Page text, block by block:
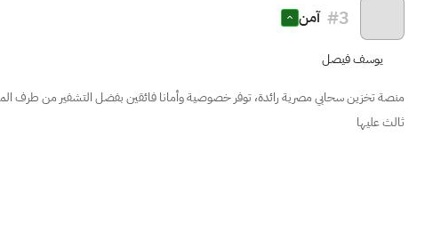
#3 آمن
يوسف فيصل
منصة تخزين سحابي مصرية رائدة، توفر خصوصية وأمانا فائقين بفضل التشفير من
ثالث عليها